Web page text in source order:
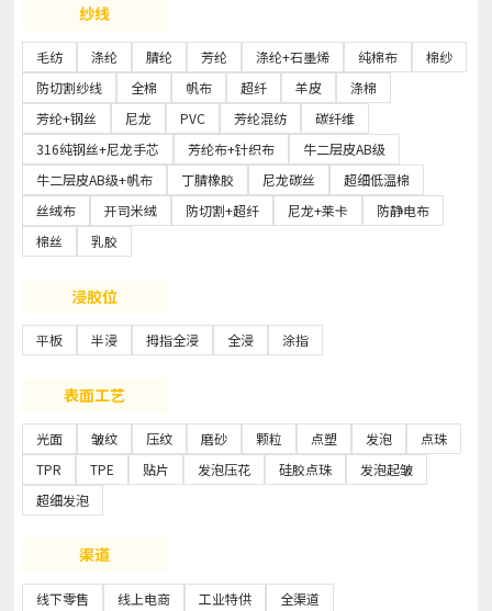
纱线
毛纺 涤纶 腈纶 芳纶 涤纶+石墨烯 纯棉布
棉纱
防切割纱线
全棉 帆布 超纤 羊皮
涤棉
芳纶+钢丝
尼龙 PVC 芳纶混纺
碳纤维
316纯钢丝+尼龙手芯
芳纶布+针织布
牛二层皮AB级
牛二层皮AB级+帆布
丁腈橡胶 尼龙碳丝
超细低温棉
丝绒布
开司米绒 防切割+超纤 尼龙+莱卡
防静电布
棉丝
乳胶
浸胶位
平板 半浸 拇指全浸 全浸 涂指
表面工艺
光面 皱纹 压纹 磨砂 颗粒 点塑 发泡
点珠
TPR
TPE 贴片 发泡压花 硅胶点珠
发泡起皱
超细发泡
渠道
线下零售 线上电商 工业特供 全渠道